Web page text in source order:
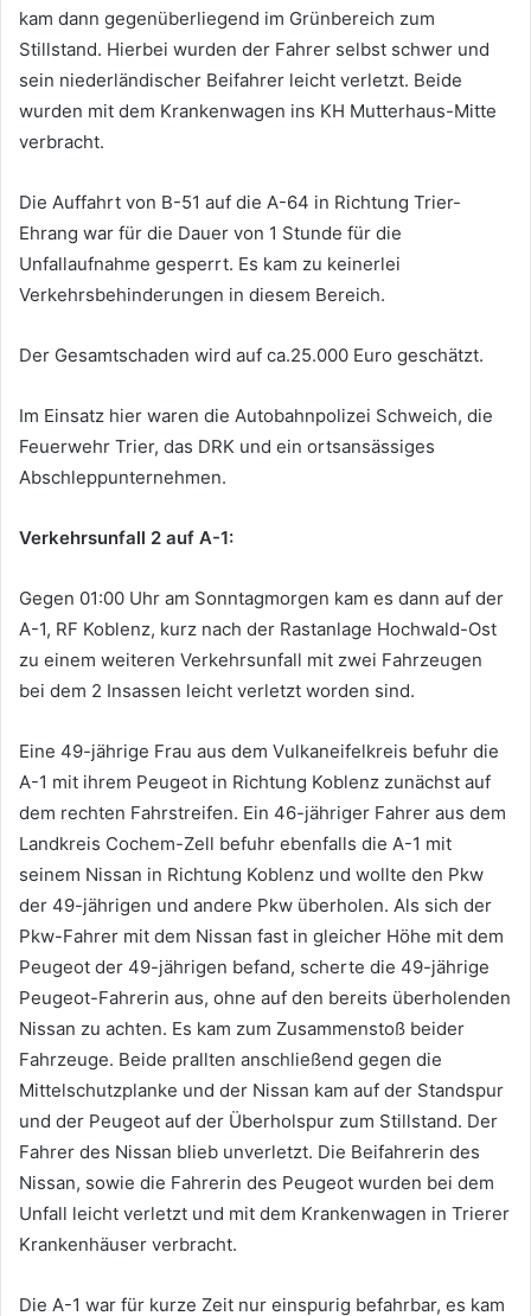
kam dann gegenüberliegend im Grünbereich zum
Stillstand. Hierbei wurden der Fahrer selbst schwer und
sein niederländischer Beifahrer leicht verletzt. Beide
wurden mit dem Krankenwagen ins KH Mutterhaus-Mitte
verbracht.
Die Auffahrt von B-51 auf die A-64 in Richtung Trier-
Ehrang war für die Dauer von 1 Stunde für die
Unfallaufnahme gesperrt. Es kam zu keinerlei
Verkehrsbehinderungen in diesem Bereich.
Der Gesamtschaden wird auf ca.25.000 Euro geschätzt.
Im Einsatz hier waren die Autobahnpolizei Schweich, die
Feuerwehr Trier, das DRK und ein ortsansässiges
Abschleppunternehmen.
Verkehrsunfall 2 auf A-1:
Gegen 01:00 Uhr am Sonntagmorgen kam es dann auf der
A-1, RF Koblenz, kurz nach der Rastanlage Hochwald-Ost
zu einem weiteren Verkehrsunfall mit zwei Fahrzeugen
bei dem 2 Insassen leicht verletzt worden sind.
Eine 49-jährige Frau aus dem Vulkaneifelkreis befuhr die
A-1 mit ihrem Peugeot in Richtung Koblenz zunächst auf
dem rechten Fahrstreifen. Ein 46-jähriger Fahrer aus dem
Landkreis Cochem-Zell befuhr ebenfalls die A-1 mit
seinem Nissan in Richtung Koblenz und wollte den Pkw
der 49-jährigen und andere Pkw überholen. Als sich der
Pkw-Fahrer mit dem Nissan fast in gleicher Höhe mit dem
Peugeot der 49-jährigen befand, scherte die 49-jährige
Peugeot-Fahrerin aus, ohne auf den bereits überholenden
Nissan zu achten. Es kam zum Zusammenstoß beider
Fahrzeuge. Beide prallten anschließend gegen die
Mittelschutzplanke und der Nissan kam auf der Standspur
und der Peugeot auf der Überholspur zum Stillstand. Der
Fahrer des Nissan blieb unverletzt. Die Beifahrerin des
Nissan, sowie die Fahrerin des Peugeot wurden bei dem
Unfall leicht verletzt und mit dem Krankenwagen in Trierer
Krankenhäuser verbracht.
Die A-1 war für kurze Zeit nur einspurig befahrbar, es kam